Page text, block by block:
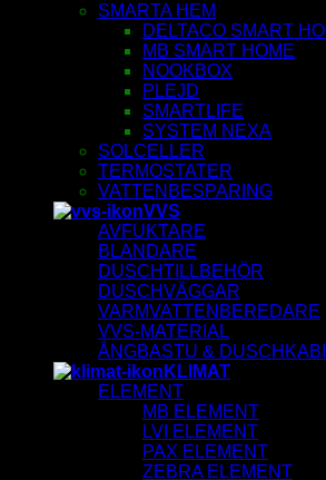
SMARTA HEM
DELTACO SMART
MB SMART HOME
NOOKBOX
PLEJD
SMARTLIFE
SYSTEM NEXA
SOLCELLER
TERMOSTATER
VATTENBESPARING
VVS
AVFUKTARE
BLANDARE
DUSCHTILLBEHÖR
DUSCHVÄGGAR
VARMVATTENBEREDARE
VVS-MATERIAL
ÅNGBASTU &
KLIMAT
ELEMENT
MB ELEMENT
LVI ELEMENT
PAX ELEMENT
ZEBRA ELEMENT